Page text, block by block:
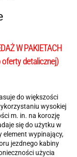
W PAKIETACH
oferty detalicznej)
do większości
wysokiej
m. in. na korozję
się do użytku w
element wypinający,
jezdnego kabiny
użycia